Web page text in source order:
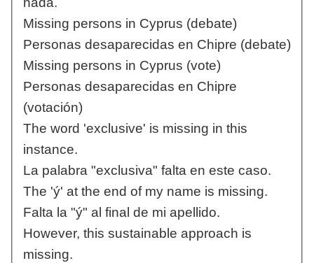
Missing persons in Cyprus (debate)
Personas desaparecidas en Chipre (debate)
Missing persons in Cyprus (vote)
Personas desaparecidas en Chipre
(votación)
The word 'exclusive' is missing in this
instance.
La palabra "exclusiva" falta en este caso.
The 'ý' at the end of my name is missing.
Falta la "ý" al final de mi apellido.
However, this sustainable approach is
missing.